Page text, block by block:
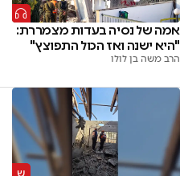
אמה של נסיה בעדות מצמררת:
"היא ישנה ואז הכול התפוצץ"
הרב משה בן לולו